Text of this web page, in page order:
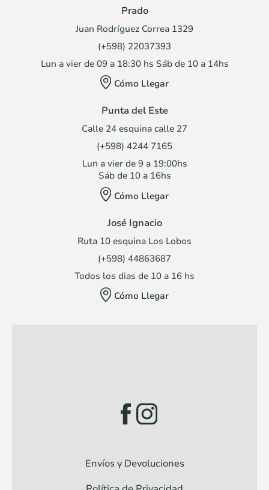
Prado
Juan Rodríguez Correa 1329
(+598) 22037393
Lun a vier de 09 a 18:30 hs Sáb de 10 a 14hs
Cómo Llegar
Punta del Este
Calle 24 esquina calle 27
(+598) 4244 7165
Lun a vier de 9 a 19:00hs
Sáb de 10 a 16hs
Cómo Llegar
José Ignacio
Ruta 10 esquina Los Lobos
(+598) 44863687
Todos los dias de 10 a 16 hs
Cómo Llegar
Envíos y Devoluciones